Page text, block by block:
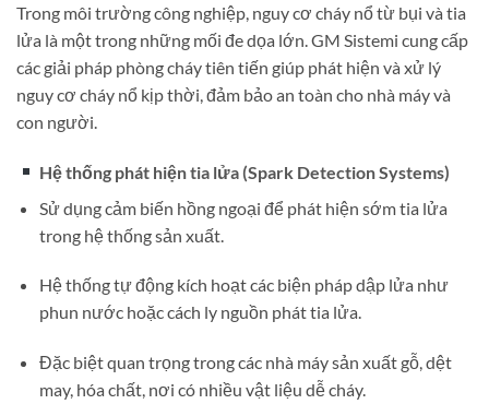
Trong môi trường công nghiệp, nguy cơ cháy nổ từ bụi và tia
lửa là một trong những mối đe dọa lớn. GM Sistemi cung cấp
các giải pháp phòng cháy tiên tiến giúp phát hiện và xử lý
nguy cơ cháy nổ kịp thời, đảm bảo an toàn cho nhà máy và
con người.
Hệ thống phát hiện tia lửa (Spark Detection Systems)
Sử dụng cảm biến hồng ngoại để phát hiện sớm tia lửa
trong hệ thống sản xuất.
Hệ thống tự động kích hoạt các biện pháp dập lửa như
phun nước hoặc cách ly nguồn phát tia lửa.
Đặc biệt quan trọng trong các nhà máy sản xuất gỗ, dệt
may, hóa chất, nơi có nhiều vật liệu dễ cháy.